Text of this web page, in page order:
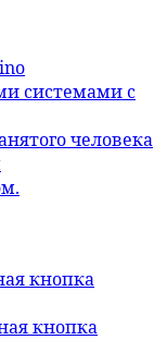
системами с
человека
кнопка
кнопка